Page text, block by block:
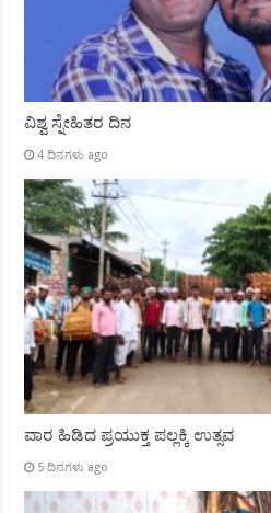
ವಿಶ್ವ ಸ್ನೇಹಿತರ ದಿನ
4 ದಿನಗಳು ago
ವಾರ ಹಿಡಿದ ಪ್ರಯುಕ್ತ ಪಲ್ಲಕ್ಕಿ ಉತ್ಸವ
5 ದಿನಗಳು ago